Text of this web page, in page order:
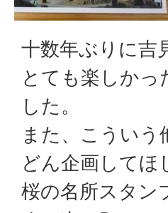
十数年ぶりに吉
とても楽しか
した。
また、こうい
どん企画して
桜の名所スタン